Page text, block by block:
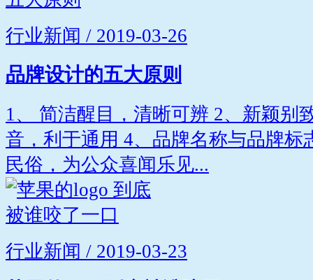
行业新闻 / 2019-03-26
品牌设计的五大原则
1、 简洁醒目，清晰可辨 2、新颖别
音，利于通用 4、品牌名称与品牌标
民俗，为公众喜闻乐见...
行业新闻 / 2019-03-23